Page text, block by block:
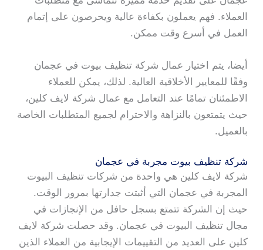
العملاء. فهم يعملون بكفاءة عالية ويحرصون على إتمام
العمل في أسرع وقت ممكن.
أيضا، يتم اختيار عمال شركة تنظيف بيوت في عجمان
وفقًا للمعايير الأخلاقية العالية. لذلك، يمكن للعملاء
الاطمئنان تمامًا عند التعامل مع عمال شركة لايف كلين،
حيث يتمتعون بالنزاهة والاحترام لجميع المتطلبات الخاصة
بالعميل.
شركة تنظيف بيوت مجربة في عجمان
شركة لايف كلين هي واحدة من شركات تنظيف البيوت
المجربة في عجمان التي أثبتت جدارتها بمرور الوقت.
حيث إن الشركة تتمتع بسجل حافل من الإنجازات في
مجال تنظيف البيوت في عجمان. وقد حصلت شركة لايف
كلين على العديد من التقييمات الإيجابية من العملاء الذين